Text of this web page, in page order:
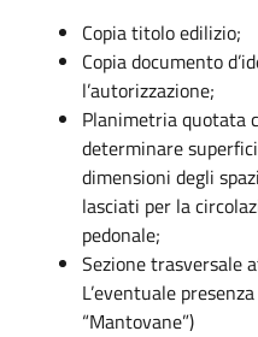
Copia titolo edilizio;
Copia documento
l’autorizzazione;
Planimetria quotata
determinare
dimensioni degli
lasciati per la
pedonale;
Sezione trasversale
L’eventuale
“Mantovane”)